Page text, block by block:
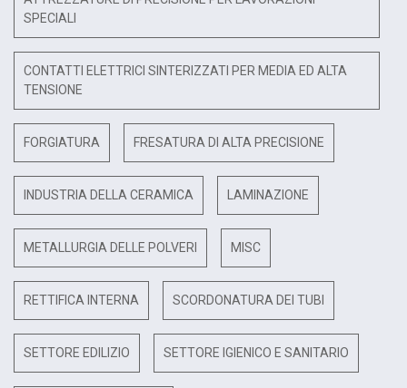
SPECIALI
CONTATTI ELETTRICI SINTERIZZATI PER MEDIA ED ALTA
TENSIONE
FORGIATURA FRESATURA DI ALTA PRECISIONE
INDUSTRIA DELLA CERAMICA LAMINAZIONE
METALLURGIA DELLE POLVERI MISC
RETTIFICA INTERNA SCORDONATURA DEI TUBI
SETTORE EDILIZIO SETTORE IGIENICO E SANITARIO